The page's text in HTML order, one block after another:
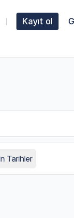
Kayıt ol
Tarihler